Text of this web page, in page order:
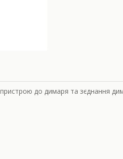
до димаря та зєднання